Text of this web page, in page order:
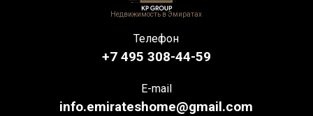
Недвижимость в Эмиратах
Телефон
+7 495 308-44-59
E-mail
info.emirateshome@gmail.com